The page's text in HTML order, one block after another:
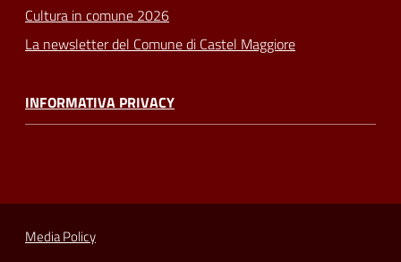
Cultura in comune 2026
La newsletter del Comune di Castel Maggiore
INFORMATIVA PRIVACY
Media Policy